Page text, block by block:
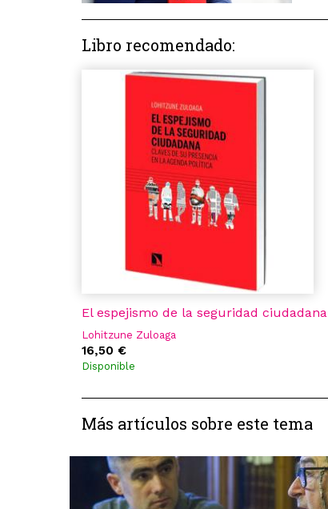
Libro recomendado:
El espejismo de la seguridad ciudadana
Lohitzune Zuloaga
16,50 €
Disponible
Más artículos sobre este tema